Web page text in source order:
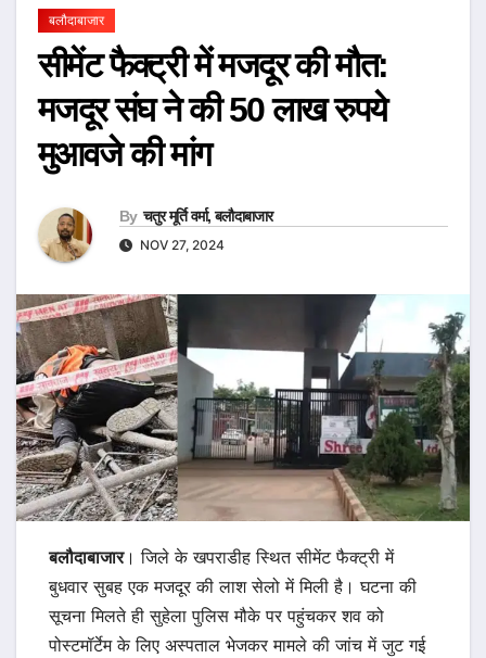
बलौदाबाजार
सीमेंट फैक्ट्री में मजदूर की मौत:
मजदूर संघ ने की 50 लाख रुपये
मुआवजे की मांग
By चतुर मूर्ति वर्मा, बलौदाबाजार
NOV 27, 2024
बलौदाबाजार। जिले के खपराडीह स्थित सीमेंट फैक्ट्री में
बुधवार सुबह एक मजदूर की लाश सेलो में मिली है। घटना की
सूचना मिलते ही सुहेला पुलिस मौके पर पहुंचकर शव को
पोस्टमॉर्टेम के लिए अस्पताल भेजकर मामले की जांच में जुट गई